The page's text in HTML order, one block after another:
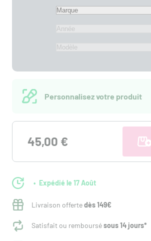
Personnalisez votre produit
45,00 €
Expédié le 17 Août
Livraison offertedès 149€
Satisfait ou remboursésous 14 jours*